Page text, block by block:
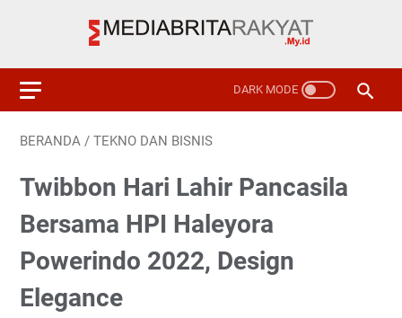
BERANDA / TEKNO DAN BISNIS
Twibbon Hari Lahir Pancasila
Bersama HPI Haleyora
Powerindo 2022, Design
Elegance